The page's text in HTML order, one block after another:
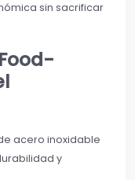
sin sacrificar
acero inoxidable
y